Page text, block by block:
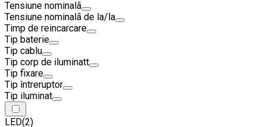
Tensiune nominalã
Tensiune nominalã de la/la
Timp de reincarcare
Tip baterie
Tip cablu
Tip corp de iluminatt
Tip fixare
Tip întreruptor
Tip iluminat
LED(2)